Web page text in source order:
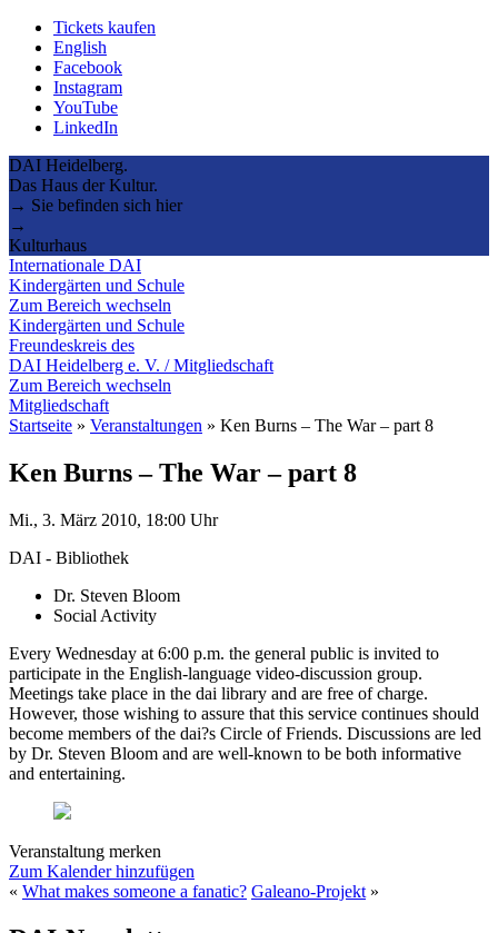
Tickets kaufen
English
Facebook
Instagram
YouTube
LinkedIn
DAI Heidelberg.
Das Haus der Kultur.
→ Sie befinden sich hier
→
Kulturhaus
Internationale DAI
Kindergärten und Schule
Zum Bereich wechseln
Kindergärten und Schule
Freundeskreis des
DAI Heidelberg e. V. / Mitgliedschaft
Zum Bereich wechseln
Mitgliedschaft
Startseite » Veranstaltungen » Ken Burns – The War – part 8
Ken Burns – The War – part 8
Mi., 3. März 2010, 18:00 Uhr
DAI - Bibliothek
Dr. Steven Bloom
Social Activity
Every Wednesday at 6:00 p.m. the general public is invited to
participate in the English-language video-discussion group.
Meetings take place in the dai library and are free of charge.
However, those wishing to assure that this service continues should
become members of the dai?s Circle of Friends. Discussions are led
by Dr. Steven Bloom and are well-known to be both informative
and entertaining.
Veranstaltung merken
Zum Kalender hinzufügen
« What makes someone a fanatic? Galeano-Projekt »